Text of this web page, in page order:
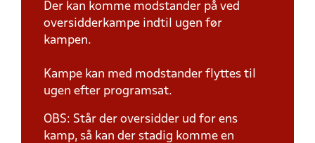
Der kan komme modstander på ved
oversidderkampe indtil ugen før
kampen.
Kampe kan med modstander flyttes til
ugen efter programsat.
OBS: Står der oversidder ud for ens
kamp, så kan der stadig komme en